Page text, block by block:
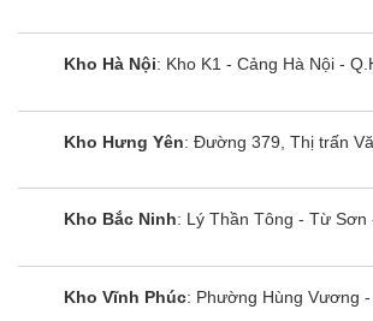
Kho Hà Nội: Kho K1 - Cảng Hà Nội -
Kho Hưng Yên: Đường 379, Thị trấn
Kho Bắc Ninh: Lý Thần Tông - Từ Sơn
Kho Vĩnh Phúc: Phường Hùng Vương -